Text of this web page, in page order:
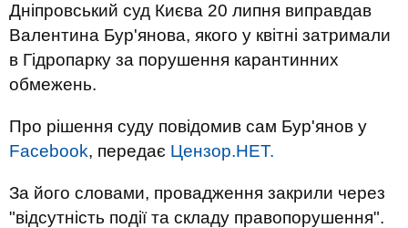
Дніпровський суд Києва 20 липня виправдав
Валентина Бур'янова, якого у квітні затримали
в Гідропарку за порушення карантинних
обмежень.
Про рішення суду повідомив сам Бур'янов у
Facebook, передає Цензор.НЕТ.
За його словами, провадження закрили через
"відсутність події та складу правопорушення".